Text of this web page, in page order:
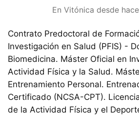
En Vitónica desde
Contrato Predoctoral de
Investigación en Salud (PFIS) -
Biomedicina. Máster Oficial en
Actividad Física y la Salud.
Entrenamiento Personal.
Certificado (NCSA-CPT).
de la Actividad Física y el